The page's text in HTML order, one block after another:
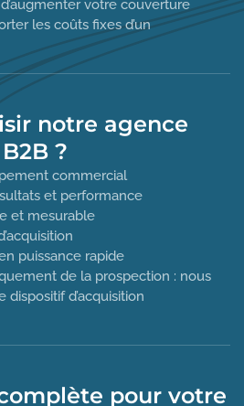
votre couverture
les coûts fixes d’un
notre agence
?
commercial
et performance
et mesurable
puissance rapide
de la prospection : nous
d’acquisition
pour votre